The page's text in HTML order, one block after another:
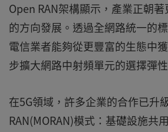
Open RAN架構顯示，產業正朝
的方向發展。透過全網路統一的
電信業者能夠從更豐富的生態中
步擴大網路中射頻單元的選擇彈性
在5G領域，許多企業的合作已升
RAN(MORAN)模式：基礎設施共